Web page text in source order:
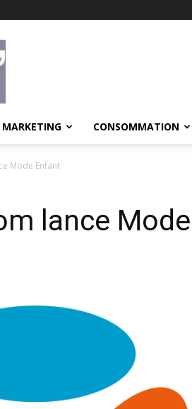
MARKETING CONSOMMATION
Mode Enfant
lance Mode